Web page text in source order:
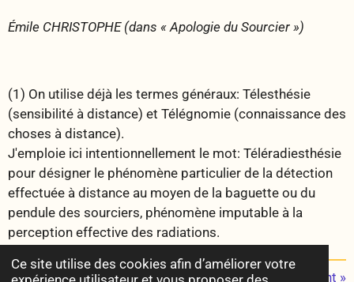
Ce site utilise des cookies afin d’améliorer votre
Émile CHRISTOPHE (dans « Apologie du Sourcier »)
(1) On utilise déjà les termes généraux: Télesthésie
(sensibilité à distance) et Télégnomie (connaissance des
choses à distance).
J'emploie ici intentionnellement le mot: Téléradiesthésie
pour désigner le phénomène particulier de la détection
effectuée à distance au moyen de la baguette ou du
pendule des sourciers, phénomène imputable à la
perception effective des radiations.
«Précédent Suivant »